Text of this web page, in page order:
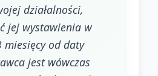
działalności,
jej wystawienia w
od daty
jest wówczas